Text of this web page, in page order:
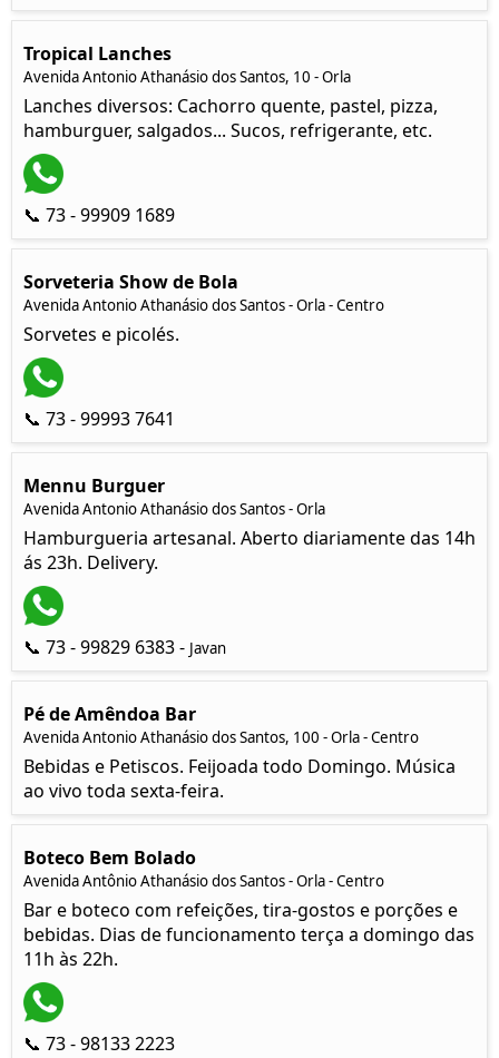
Tropical Lanches
Avenida Antonio Athanásio dos Santos, 10 - Orla
Lanches diversos: Cachorro quente, pastel, pizza,
hamburguer, salgados... Sucos, refrigerante, etc.
📞 73 - 99909 1689
Sorveteria Show de Bola
Avenida Antonio Athanásio dos Santos - Orla - Centro
Sorvetes e picolés.
📞 73 - 99993 7641
Mennu Burguer
Avenida Antonio Athanásio dos Santos - Orla
Hamburgueria artesanal. Aberto diariamente das 14h
ás 23h. Delivery.
📞 73 - 99829 6383 - Javan
Pé de Amêndoa Bar
Avenida Antonio Athanásio dos Santos, 100 - Orla - Centro
Bebidas e Petiscos. Feijoada todo Domingo. Música
ao vivo toda sexta-feira.
Boteco Bem Bolado
Avenida Antônio Athanásio dos Santos - Orla - Centro
Bar e boteco com refeições, tira-gostos e porções e
bebidas. Dias de funcionamento terça a domingo das
11h às 22h.
📞 73 - 98133 2223